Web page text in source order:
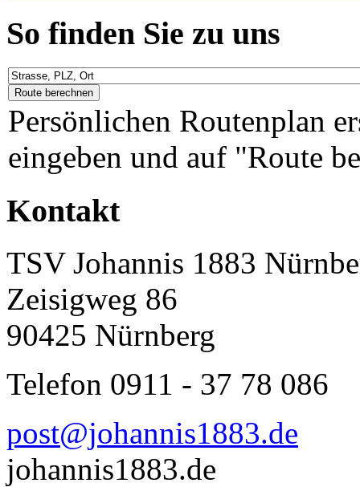
So finden Sie zu uns
Persönlichen Routenplan
eingeben und auf "Route
Kontakt
TSV Johannis 1883
Zeisigweg 86
90425 Nürnberg
Telefon 0911 - 37 78 086
post@johannis1883.de
johannis1883.de